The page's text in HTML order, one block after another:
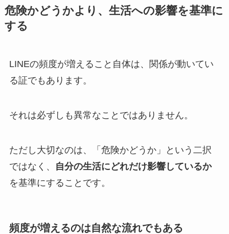
危険かどうかより、生活への影響を基準に
する
LINEの頻度が増えること自体は、関係が動いてい
る証でもあります。
それは必ずしも異常なことではありません。
ただし大切なのは、「危険かどうか」という二択
ではなく、
自分の生活にどれだけ影響しているか
を基準にすることです。
頻度が増えるのは自然な流れでもある